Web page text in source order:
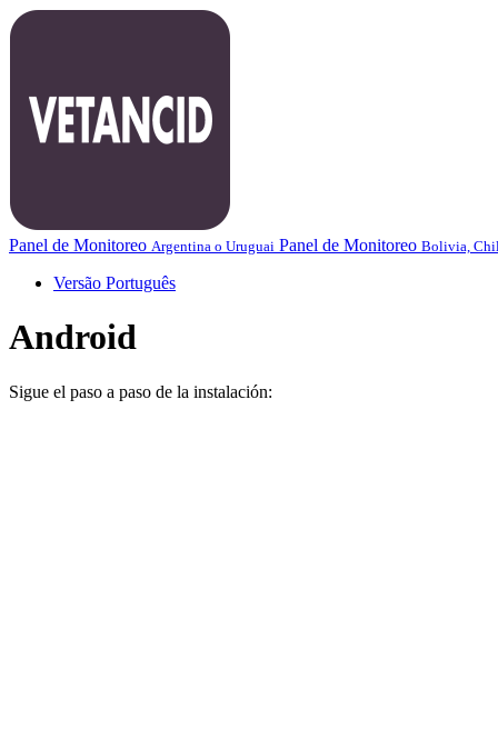
Panel de Monitoreo Argentina o Uruguai Panel de Monitoreo Bolivia,
Versão Português
Android
Sigue el paso a paso de la instalación: